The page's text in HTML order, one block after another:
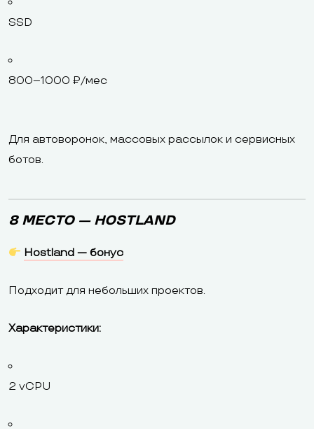
SSD
800–1000 ₽/мес
Для автоворонок, массовых рассылок и сервисных
ботов.
8 МЕСТО — HOSTLAND
Hostland — бонус
Подходит для небольших проектов.
Характеристики:
2 vCPU